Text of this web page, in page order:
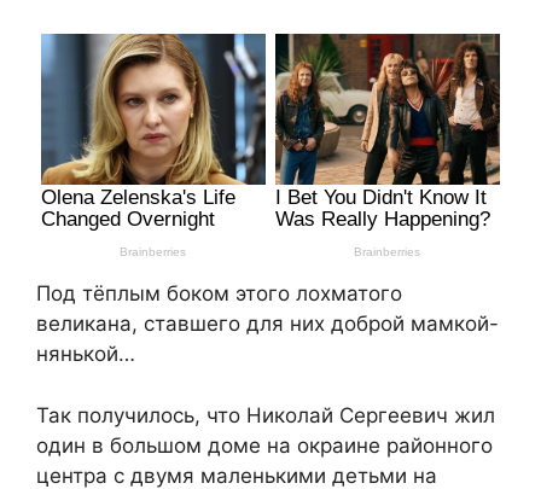
Под тёплым боком этого лохматого
великана, ставшего для них доброй мамкой-
нянькой…
Так получилось, что Николай Сергеевич жил
один в большом доме на окраине районного
центра с двумя маленькими детьми на